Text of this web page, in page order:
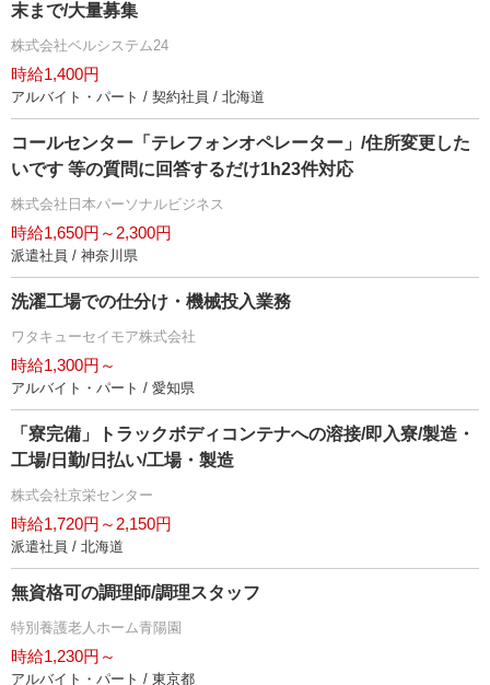
末まで/大量募集
株式会社ベルシステム24
時給1,400円
アルバイト・パート / 契約社員 / 北海道
コールセンター「テレフォンオペレーター」/住所変更した
いです 等の質問に回答するだけ1h23件対応
株式会社日本パーソナルビジネス
時給1,650円～2,300円
派遣社員 / 神奈川県
洗濯工場での仕分け・機械投入業務
ワタキューセイモア株式会社
時給1,300円～
アルバイト・パート / 愛知県
「寮完備」トラックボディコンテナへの溶接/即入寮/製造・
工場/日勤/日払い/工場・製造
株式会社京栄センター
時給1,720円～2,150円
派遣社員 / 北海道
無資格可の調理師/調理スタッフ
特別養護老人ホーム青陽園
時給1,230円～
アルバイト・パート / 東京都